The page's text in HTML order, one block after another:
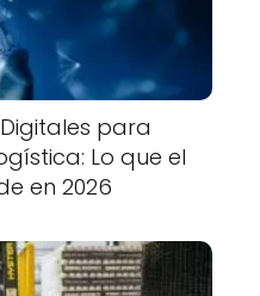
para
Lo que el
en 2026